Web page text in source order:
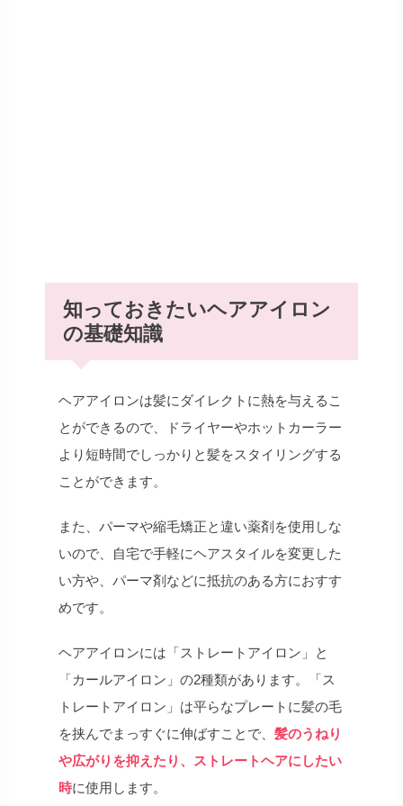
知っておきたいヘアアイロン
の基礎知識
ヘアアイロンは髪にダイレクトに熱を与えるこ
とができるので、ドライヤーやホットカーラー
より短時間でしっかりと髪をスタイリングする
ことができます。
また、パーマや縮毛矯正と違い薬剤を使用しな
いので、自宅で手軽にヘアスタイルを変更した
い方や、パーマ剤などに抵抗のある方におすす
めです。
ヘアアイロンには「ストレートアイロン」と
「カールアイロン」の2種類があります。「ス
トレートアイロン」は平らなプレートに髪の毛
を挟んでまっすぐに伸ばすことで、 髪のうねり
や広がりを抑えたり、ストレートヘアにしたい
時に使用します。